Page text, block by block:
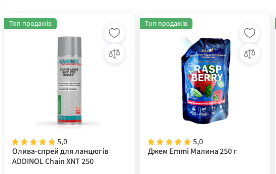
5,0
Олива-спрей для ланцюгів
ADDINOL Chain XNT 250
Топ продажів
5,0
Джем Emmi Малина 250 г
Топ продажів